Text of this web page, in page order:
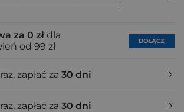
za 0 zł dla
od 99 zł
DOŁĄCZ
zapłać za 30 dni
zapłać za 30 dni